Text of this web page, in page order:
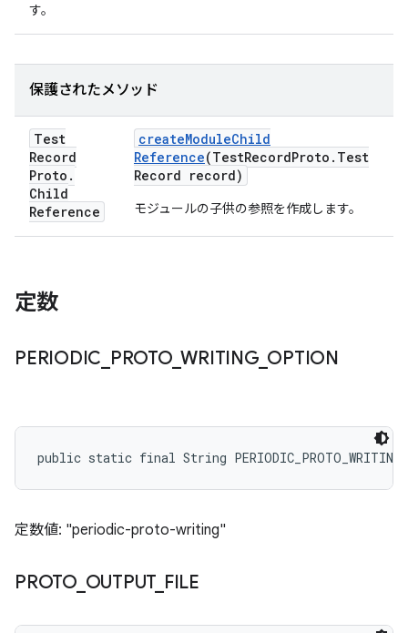
す。
保護されたメソッド
Test
Record
Proto .
Child
Reference
createModuleChild
Reference(TestRecordProto . Test
Record record)
モジュールの子供の参照を作成します。
定数
PERIODIC PROTO_WRITING_ OPTION
public static final String
定数値: "periodic-proto-writing"
PROTO_ OUTPUT_ FILE